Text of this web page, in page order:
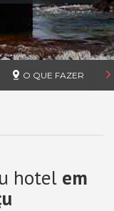
O QUE FAZER
hotel em